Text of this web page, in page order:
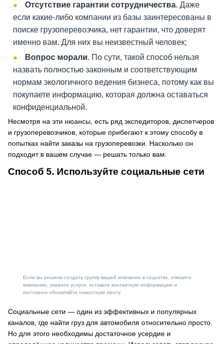
Отсутствие гарантии сотрудничества. Даже
если какие-либо компании из базы заинтересованы в
поиске грузоперевозчика, нет гарантии, что доверят
именно вам. Для них вы неизвестный человек;
Вопрос морали. По сути, такой способ нельзя
назвать полностью законным и соответствующим
нормам экологичного ведения бизнеса, потому как вы
покупаете информацию, которая должна оставаться
конфиденциальной.
Несмотря на эти нюансы, есть ряд экспедиторов, диспетчеров
и грузоперевозчиков, которые прибегают к этому способу в
попытках найти заказы на грузоперевозки. Насколько он
подходит в вашем случае — решать только вам.
Способ 5. Используйте социальные сети
Если вы решили создать группу вашей компании в соцсетях, опишите
компанию, укажите услуги, оставьте контактную информацию и
постоянно обновляйте новостную ленту.
Социальные сети — один из эффективных и популярных
каналов, где найти груз для автомобиля относительно просто.
Но для этого необходимы достаточное усердие и